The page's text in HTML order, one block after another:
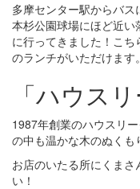
多摩センター駅からバ
本杉公園球場にほど近
に行ってきました！こ
のランチがいただけます。
「ハウス
1987年創業のハウスリ
の中も温かな木のぬくも
お店のいたる所にくま
い！